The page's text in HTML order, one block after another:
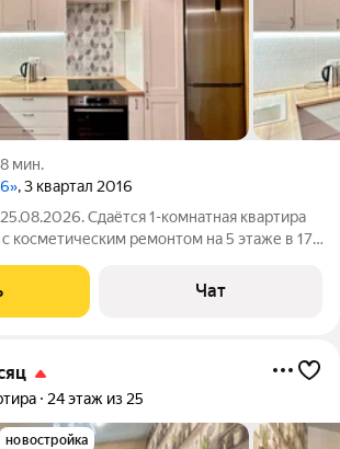
мин.
, 3 квартал 2016
Сдаётся 1-комнатная квартира
косметическим ремонтом на 5 этаже в 17-
Чат
24 этаж из 25
новостройка